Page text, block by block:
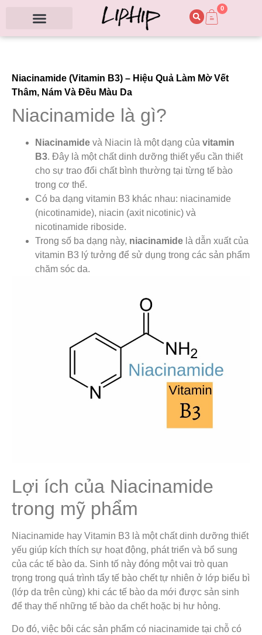
0
Niacinamide (Vitamin B3) – Hiệu Quả Làm Mờ Vết
Thâm, Nám Và Đều Màu Da
Niacinamide là gì?
Niacinamide và Niacin là một dạng của vitamin
B3. Đây là một chất dinh dưỡng thiết yếu cần thiết
cho sự trao đổi chất bình thường tại từng tế bào
trong cơ thể.
Có ba dạng vitamin B3 khác nhau: niacinamide
(nicotinamide), niacin (axit nicotinic) và
nicotinamide riboside.
Trong số ba dạng này, niacinamide là dẫn xuất của
vitamin B3 lý tưởng để sử dụng trong các sản phẩm
chăm sóc da.
Lợi ích của Niacinamide
trong mỹ phẩm
Niacinamide hay Vitamin B3 là một chất dinh dưỡng thiết
yếu giúp kích thích sự hoạt động, phát triển và bổ sung
của các tế bào da. Sinh tố này đóng một vai trò quan
trọng trong quá trình tẩy tế bào chết tự nhiên ở lớp biểu bì
(lớp da trên cùng) khi các tế bào da mới được sản sinh
để thay thế những tế bào da chết hoặc bị hư hỏng.
Do đó, việc bôi các sản phẩm có niacinamide tại chỗ có